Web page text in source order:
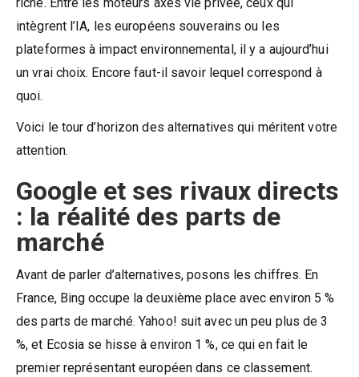
intègrent l’IA, les européens souverains ou les
plateformes à impact environnemental, il y a aujourd’hui
un vrai choix. Encore faut-il savoir lequel correspond à
quoi.
Voici le tour d’horizon des alternatives qui méritent votre
attention.
Google et ses rivaux directs
: la réalité des parts de
marché
Avant de parler d’alternatives, posons les chiffres. En
France, Bing occupe la deuxième place avec environ 5 %
des parts de marché. Yahoo! suit avec un peu plus de 3
%, et Ecosia se hisse à environ 1 %, ce qui en fait le
premier représentant européen dans ce classement.